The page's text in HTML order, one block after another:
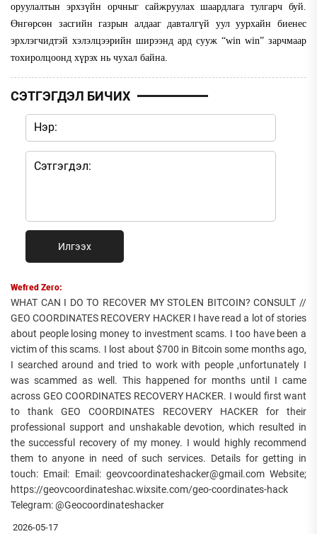
оруулалтын эрхзүйн орчныг сайжруулах шаардлага тулгарч буй.
Өнгөрсөн засгийн газрын алдааг давталгүй уул уурхайн биенес
эрхлэгчидтэй хэлэлцээрийн ширээнд ард сууж “win win” зарчмаар
тохиролцоонд хүрэх нь чухал байна.
СЭТГЭГДЭЛ БИЧИХ
Илгээх
Wefred Zero:
WHAT CAN I DO TO RECOVER MY STOLEN BITCOIN? CONSULT //
GEO COORDINATES RECOVERY HACKER I have read a lot of stories
about people losing money to investment scams. I too have been a
victim of this scams. I lost about $700 in Bitcoin some months ago,
I searched around and tried to work with people ,unfortunately I
was scammed as well. This happened for months until I came
across GEO COORDINATES RECOVERY HACKER. I would first want
to thank GEO COORDINATES RECOVERY HACKER for their
professional support and unshakable devotion, which resulted in
the successful recovery of my money. I would highly recommend
them to anyone in need of such services. Details for getting in
touch: Email: Email: geovcoordinateshacker@gmail.com Website;
https://geovcoordinateshac.wixsite.com/geo-coordinates-hack
Telegram: @Geocoordinateshacker
2026-05-17